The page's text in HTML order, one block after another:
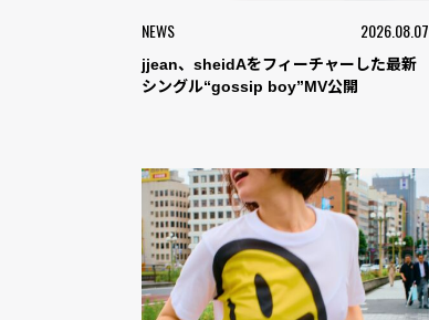
NEWS 2026.08.07
jjean、sheidAをフィーチャーした最新
シングル“gossip boy”MV公開